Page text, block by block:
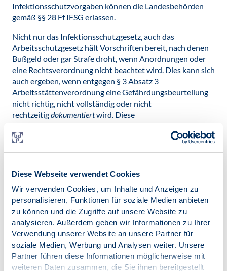
Diese Webseite verwendet Cookies
Wir verwenden Cookies, um Inhalte und Anzeigen zu
personalisieren, Funktionen für soziale Medien anbieten
zu können und die Zugriffe auf unsere Website zu
analysieren. Außerdem geben wir Informationen zu Ihrer
Verwendung unserer Website an unsere Partner für
soziale Medien, Werbung und Analysen weiter. Unsere
Partner führen diese Informationen möglicherweise mit
weiteren Daten zusammen, die Sie ihnen bereitgestellt
Infektionsschutzvorgaben können die Landesbehörden
gemäß §§ 28 Ff IFSG erlassen.
Nicht nur das Infektionsschutzgesetz, auch das
Arbeitsschutzgesetz hält Vorschriften bereit, nach denen
Bußgeld oder gar Strafe droht, wenn Anordnungen oder
eine Rechtsverordnung nicht beachtet wird. Dies kann sich
auch ergeben, wenn entgegen § 3 Absatz 3
Arbeitsstättenverordnung eine Gefährdungsbeurteilung
nicht richtig, nicht vollständig oder nicht
rechtzeitigdokumentiertwird. Diese
Bei Missachtung einer Quarantäne-Anordnung droht im
Generell, also unabhängig von vorgenannten Bedingungen
aus der Fürsorgepflicht für Beschäftigte, kann jede
Ansteckung eine fahrlässige Körperverletzung oder gar bei
offensichtlichen Risikopersonen sogar eine fahrlässige
Tötung sein (wenn man selbst infiziert ist und dies weiß).
Das klingt alles sehr bedrohlich, setzt aber wie gesagt
voraus, dass man mindestens fahrlässig handelt. Man
muss also nun nicht gleich dauerhaft die Luft anhalten und